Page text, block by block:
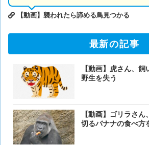
【動画】襲われたら諦める鳥見つかる
最新の記事
【動画】虎さん、
野生を失う
【動画】ゴリラさ
切るバナナの食べ方